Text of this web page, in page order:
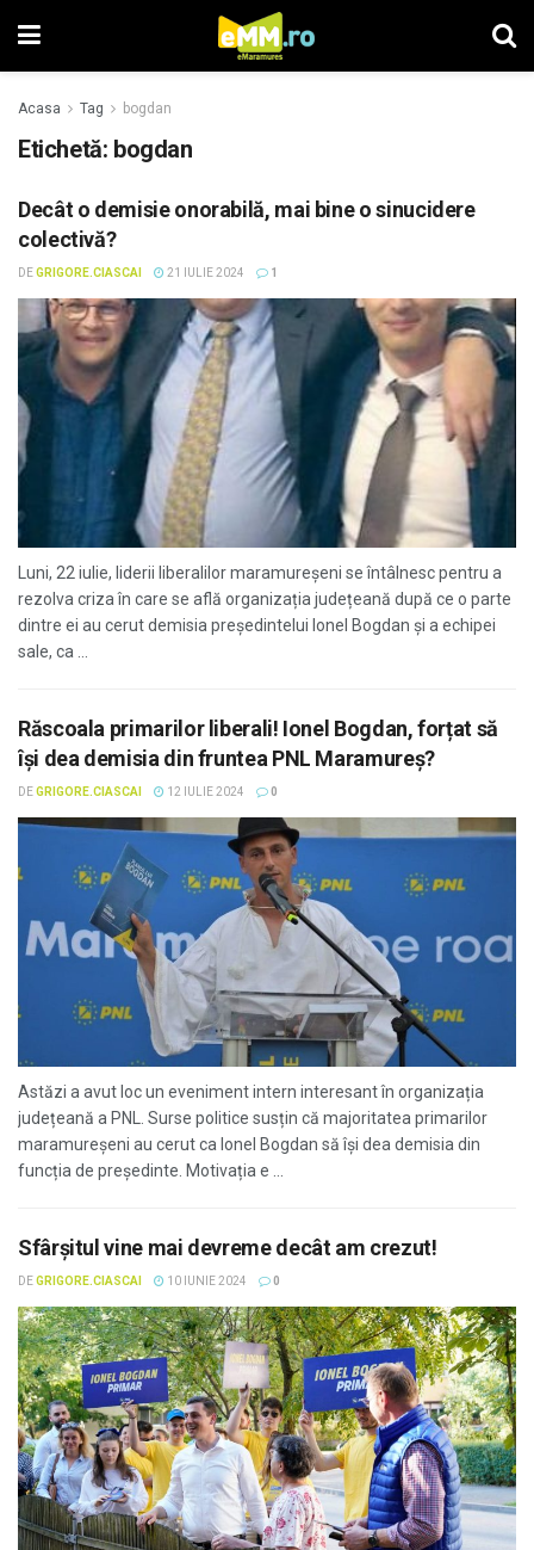
Acasa Tag bogdan
Etichetă: bogdan
Decât o demisie onorabilă, mai bine o sinucidere
colectivă?
DEGRIGORE.CIASCAI 21 IULIE 2024 1
Luni, 22 iulie, liderii liberalilor maramureșeni se întâlnesc pentru a
rezolva criza în care se află organizația județeană după ce o parte
dintre ei au cerut demisia președintelui Ionel Bogdan și a echipei
sale, ca ...
Răscoala primarilor liberali! Ionel Bogdan, forțat să
își dea demisia din fruntea PNL Maramureș?
DEGRIGORE.CIASCAI 12 IULIE 2024 0
Astăzi a avut loc un eveniment intern interesant în organizația
județeană a PNL. Surse politice susțin că majoritatea primarilor
maramureșeni au cerut ca Ionel Bogdan să își dea demisia din
funcția de președinte. Motivația e ...
Sfârșitul vine mai devreme decât am crezut!
DEGRIGORE.CIASCAI 10 IUNIE 2024 0